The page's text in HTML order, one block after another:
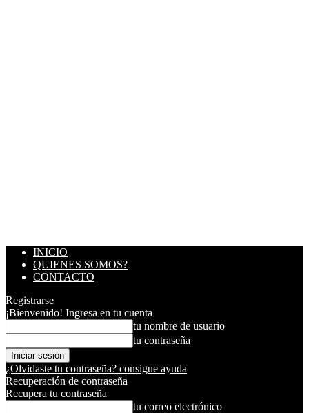
INICIO
QUIENES SOMOS?
CONTACTO
Registrarse
¡Bienvenido! Ingresa en tu cuenta
tu nombre de usuario
tu contraseña
¿Olvidaste tu contraseña? consigue ayuda
Recuperación de contraseña
Recupera tu contraseña
tu correo electrónico